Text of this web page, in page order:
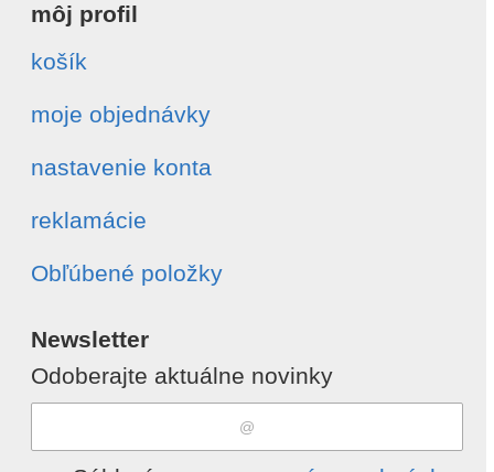
môj profil
košík
moje objednávky
nastavenie konta
reklamácie
Obľúbené položky
Newsletter
Odoberajte aktuálne novinky